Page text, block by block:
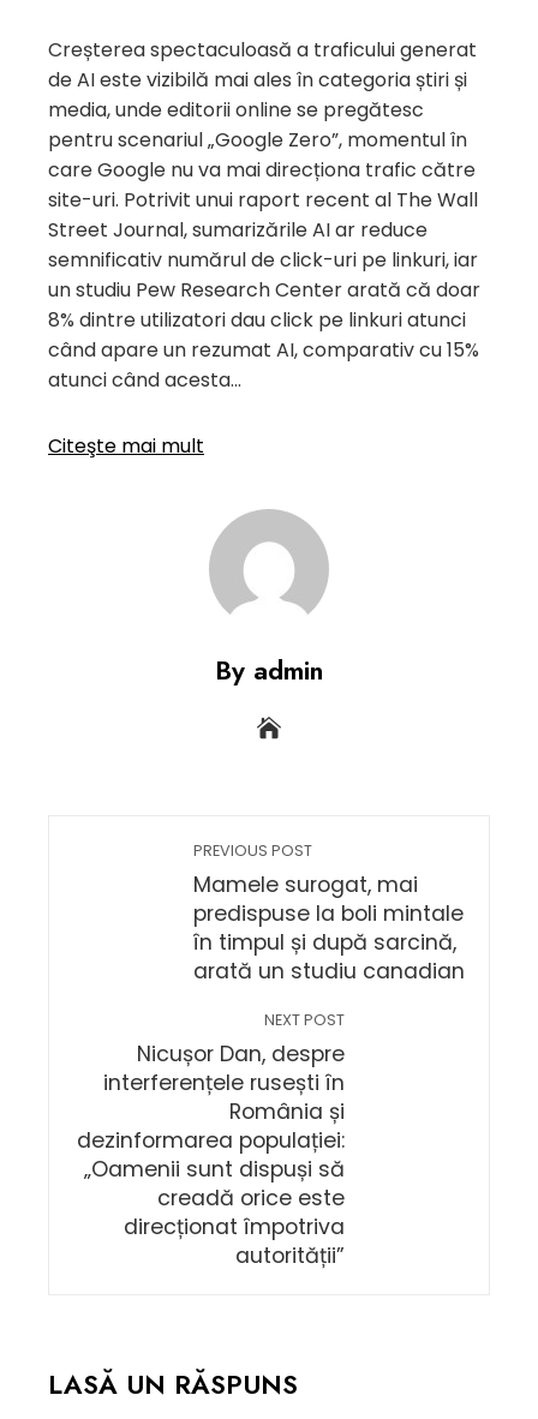
Creșterea spectaculoasă a traficului generat
de AI este vizibilă mai ales în categoria știri și
media, unde editorii online se pregătesc
pentru scenariul „Google Zero”, momentul în
care Google nu va mai direcționa trafic către
site-uri. Potrivit unui raport recent al The Wall
Street Journal, sumarizările AI ar reduce
semnificativ numărul de click-uri pe linkuri, iar
un studiu Pew Research Center arată că doar
8% dintre utilizatori dau click pe linkuri atunci
când apare un rezumat AI, comparativ cu 15%
atunci când acesta…
Citeşte mai mult
By admin
PREVIOUS POST
Mamele surogat, mai
predispuse la boli mintale
în timpul și după sarcină,
arată un studiu canadian
NEXT POST
Nicușor Dan, despre
interferențele rusești în
România și
dezinformarea populației:
„Oamenii sunt dispuși să
creadă orice este
direcționat împotriva
autorității”
LASĂ UN RĂSPUNS